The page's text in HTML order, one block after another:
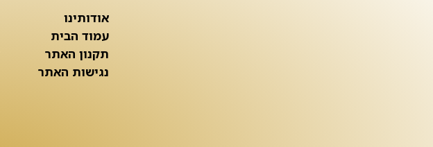
אודותינו
עמוד הבית
תקנון האתר
נגישות האתר